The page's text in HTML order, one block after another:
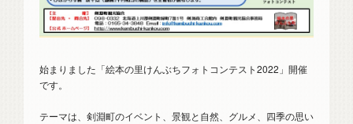
始まりました「絵本の里けんぶちフォトコンテスト2022」開催
です。
テーマは、剣淵町のイベント、景観と自然、グルメ、四季の思い